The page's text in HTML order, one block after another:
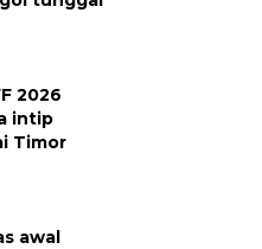
2026
intip
Timor
awal